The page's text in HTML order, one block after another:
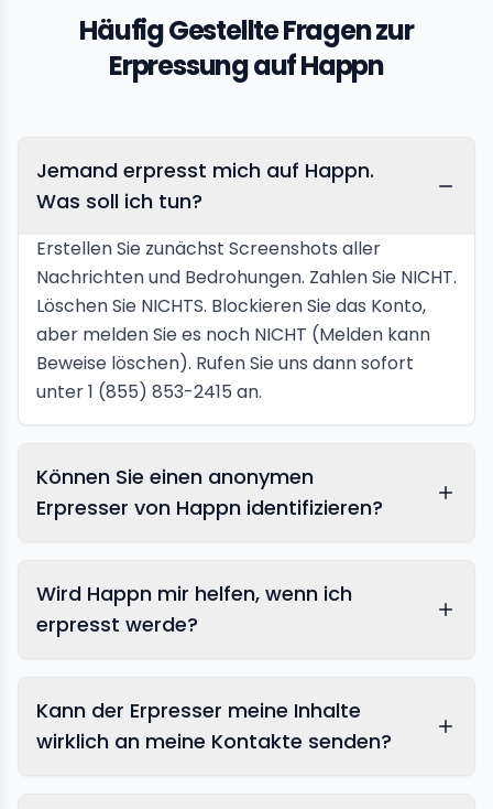
Häufig Gestellte Fragen zur
Erpressung auf Happn
Jemand erpresst mich auf Happn.
Was soll ich tun?
Erstellen Sie zunächst Screenshots aller
Nachrichten und Bedrohungen. Zahlen Sie NICHT.
Löschen Sie NICHTS. Blockieren Sie das Konto,
aber melden Sie es noch NICHT (Melden kann
Beweise löschen). Rufen Sie uns dann sofort
unter 1 (855) 853-2415 an.
Können Sie einen anonymen
Erpresser von Happn identifizieren?
Wird Happn mir helfen, wenn ich
erpresst werde?
Kann der Erpresser meine Inhalte
wirklich an meine Kontakte senden?